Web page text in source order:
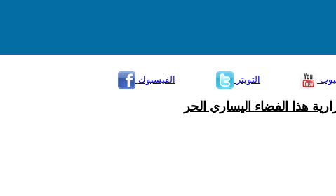
الفيسبوك
التويتر
هذا الفضاء اليساري الحر